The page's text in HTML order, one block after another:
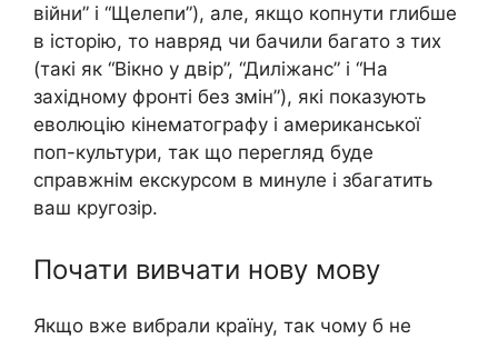
війни” і “Щелепи”), але, якщо копнути глибше
в історію, то навряд чи бачили багато з тих
(такі як “Вікно у двір”, “Диліжанс” і “На
західному фронті без змін”), які показують
еволюцію кінематографу і американської
поп-культури, так що перегляд буде
справжнім екскурсом в минуле і збагатить
ваш кругозір.
Почати вивчати нову мову
Якщо вже вибрали країну, так чому б не